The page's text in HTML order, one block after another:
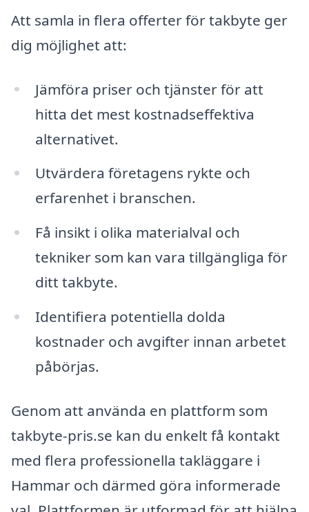
Att samla in flera offerter för takbyte ger
dig möjlighet att:
Jämföra priser och tjänster för att
hitta det mest kostnadseffektiva
alternativet.
Utvärdera företagens rykte och
erfarenhet i branschen.
Få insikt i olika materialval och
tekniker som kan vara tillgängliga för
ditt takbyte.
Identifiera potentiella dolda
kostnader och avgifter innan arbetet
påbörjas.
Genom att använda en plattform som
takbyte-pris.se kan du enkelt få kontakt
med flera professionella takläggare i
Hammar och därmed göra informerade